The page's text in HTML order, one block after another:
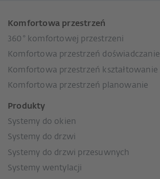
Komfortowa przestrzeń
360° komfortowej przestrzeni
Komfortowa przestrzeń doświadczanie
Komfortowa przestrzeń kształtowanie
Komfortowa przestrzeń planowanie
Produkty
Systemy do okien
Systemy do drzwi
Systemy do drzwi przesuwnych
Systemy wentylacji